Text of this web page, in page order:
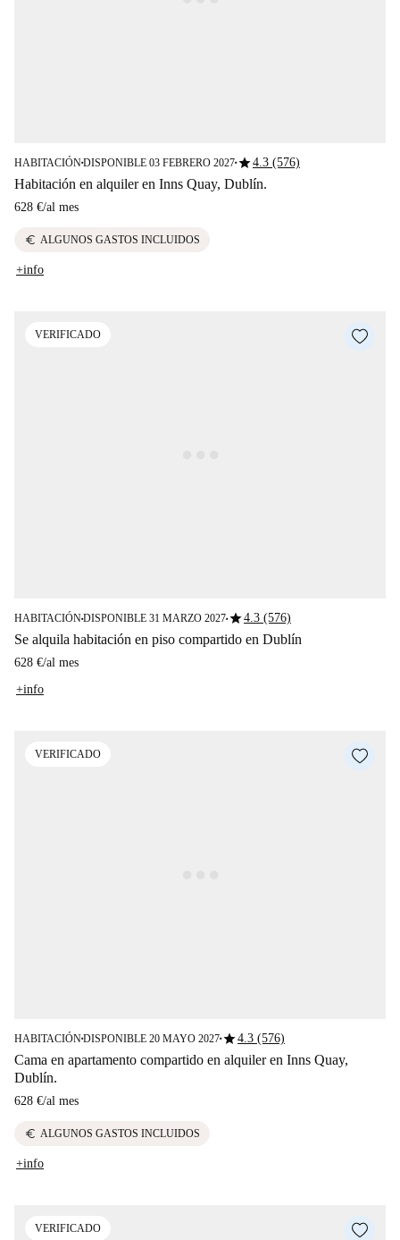
HABITACIÓN■DISPONIBLE 03 FEBRERO 2027■star4.3 (576)
Habitación en alquiler en Inns Quay, Dublín.
628 €/al mes
euro ALGUNOS GASTOS INCLUIDOS
+info
VERIFICADO
HABITACIÓN■DISPONIBLE 31 MARZO 2027■star4.3 (576)
Se alquila habitación en piso compartido en Dublín
628 €/al mes
+info
VERIFICADO
HABITACIÓN■DISPONIBLE 20 MAYO 2027■star4.3 (576)
Cama en apartamento compartido en alquiler en Inns Quay,
Dublín.
628 €/al mes
euro ALGUNOS GASTOS INCLUIDOS
+info
VERIFICADO